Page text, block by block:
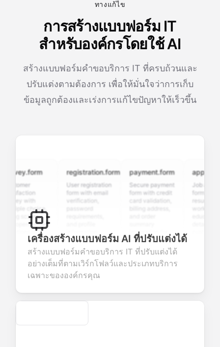
ทางแก้ไข
การสร้างแบบฟอร์ม IT
สำหรับองค์กรโดยใช้ AI
สร้างแบบฟอร์มคำขอบริการ IT ที่ครบถ้วนและ
ปรับแต่งตามต้องการ เพื่อให้มั่นใจว่าการเก็บ
ข้อมูลถูกต้องและเร่งการแก้ไขปัญหาให้เร็วขึ้น
with
open-ended
valuable
about
products or
registration.form
User registration
form with email
verification,
information
fields for
seamless
account
creation.
payment.form
Secure payment
form with credit
card validation,
integration for
smooth e-
commerce
transactions.
Job
form with
resume upload,
custom
screening
เครื่องสร้างแบบฟอร์ม AI ที่ปรับแต่งได้
สร้างแบบฟอร์มคำขอบริการ IT ที่ปรับแต่งได้
อย่างเต็มที่ตามเวิร์กโฟลว์และประเภทบริการ
เฉพาะขององค์กรคุณ
Secure